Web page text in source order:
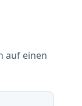
auf einen